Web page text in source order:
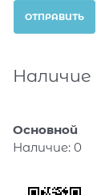
Наличие
Основной
Наличие: 0